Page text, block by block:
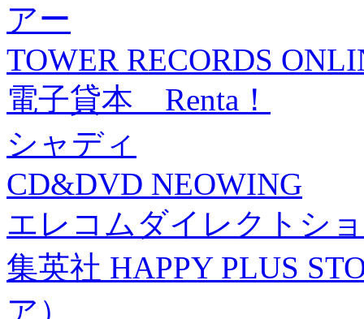
アー
TOWER RECORDS
電子貸本 Renta！
シャディ
CD&DVD NEOWING
エレコムダイレクトシ
集英社 HAPPY PLUS
ア）